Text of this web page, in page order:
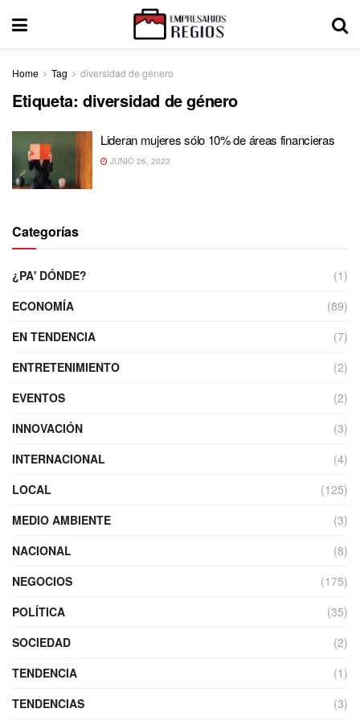
Home Tag diversidad de género
Etiqueta: diversidad de género
Lideran mujeres sólo 10% de áreas financieras
JUNIO 26, 2023
Categorías
¿PA' DÓNDE?
(1)
ECONOMÍA
(89)
EN TENDENCIA
(7)
ENTRETENIMIENTO
(2)
EVENTOS
(2)
INNOVACIÓN
(3)
INTERNACIONAL
(4)
LOCAL
(125)
MEDIO AMBIENTE
(3)
NACIONAL
(8)
NEGOCIOS
(175)
POLÍTICA
(35)
SOCIEDAD
(2)
TENDENCIA
(1)
TENDENCIAS
(3)